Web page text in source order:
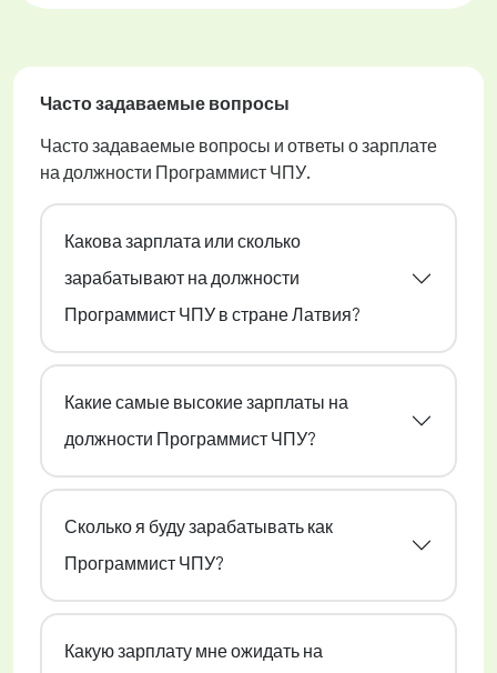
Часто задаваемые вопросы
Часто задаваемые вопросы и ответы о зарплате
на должности Программист ЧПУ.
Какова зарплата или сколько
зарабатывают на должности
Программист ЧПУ в стране Латвия?
Какие самые высокие зарплаты на
должности Программист ЧПУ?
Сколько я буду зарабатывать как
Программист ЧПУ?
Какую зарплату мне ожидать на